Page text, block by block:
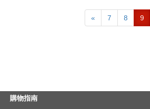
« 7 8 9
購物指南